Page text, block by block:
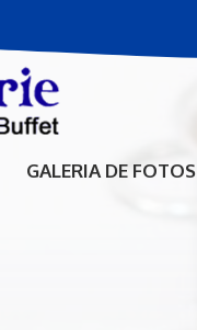
GALERIA DE FOTOS